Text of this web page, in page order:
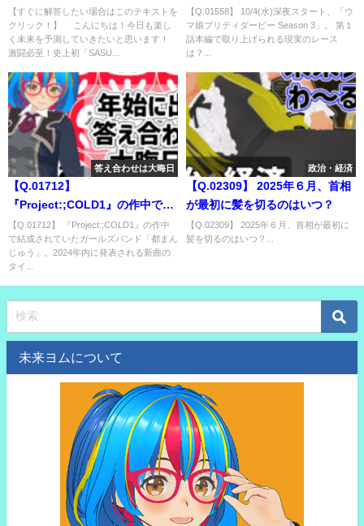
「SASUKE2025」。1stステージ
をクリアーする人数は？
【すぐに解答したい場合はこのテキストを
クリック！】 こんにちは！今日も楽し
く未来を予測していきたいと思います！
激闘必至！史上初「SASU...
Season 3」。 第１話本編で取り
上げられる現実のレースは？
【Q.01558】 10/4(水)深夜スタート、「ウ
マ娘プリティダービー Season 3」。 第１
話本編で取り上げられる現実のレース
は？...
答え合わせは大晦日
【Q.01712】
『Project:;COLD1』の作中で結
成されていたガールズバンド
「都まんじゅう」。2024年内に
発表される新曲のタイトルとリ
【Q.01712】 『Project:;COLD1』の作中
で結成されていたガールズバンド「都まん
じゅう」。2024年内に発表される新曲の
タイ...
政治・経済
【Q.02309】 2025年６月、首相
が最初に髪を切るのはいつ？
【Q.02309】 2025年６月、首相が最初に
髪を切るのはいつ？...
未来ヨムについて